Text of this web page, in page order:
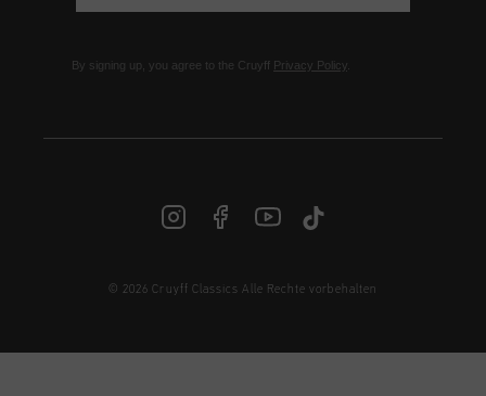
DE | € EUR
By signing up, you agree to the Cruyff Privacy Policy
© 2026 Cruyff Classics Alle Rechte vorbehalten